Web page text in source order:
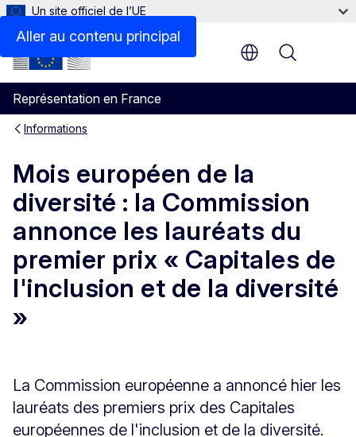
Aller au contenu principal
Un site officiel de l’UE
Représentation en France
Menu
Informations
Mois européen de la
diversité : la Commission
annonce les lauréats du
premier prix « Capitales de
l'inclusion et de la diversité
»
La Commission européenne a annoncé hier les
lauréats des premiers prix des Capitales
européennes de l'inclusion et de la diversité.